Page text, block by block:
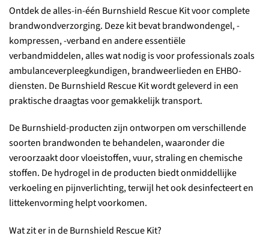
Ontdek de alles-in-één Burnshield Rescue Kit voor complete
brandwondverzorging. Deze kit bevat brandwondengel, -
kompressen, -verband en andere essentiële
verbandmiddelen, alles wat nodig is voor professionals zoals
ambulanceverpleegkundigen, brandweerlieden en EHBO-
diensten. De Burnshield Rescue Kit wordt geleverd in een
praktische draagtas voor gemakkelijk transport.
De Burnshield-producten zijn ontworpen om verschillende
soorten brandwonden te behandelen, waaronder die
veroorzaakt door vloeistoffen, vuur, straling en chemische
stoffen. De hydrogel in de producten biedt onmiddellijke
verkoeling en pijnverlichting, terwijl het ook desinfecteert en
littekenvorming helpt voorkomen.
Wat zit er in de Burnshield Rescue Kit?